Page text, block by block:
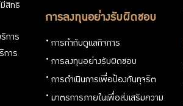
สิทธิ
ริการ
การ
การลงทุนอย่างรับผิดชอบ
การกำกับดูแลกิจการ
การลงทุนอย่างรับผิดชอบ
การดำเนินการเพื่อป้องกันทุจริต
มาตรการภายในเพื่อส่งเสริมความ